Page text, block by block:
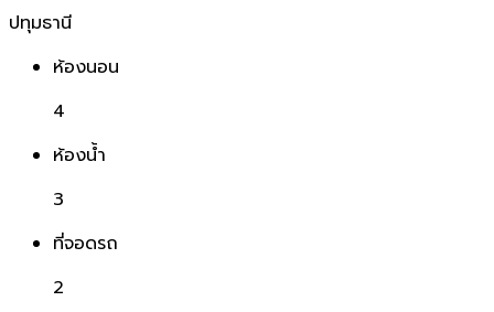
ปทุมธานี
ห้องนอน
4
ห้องน้ำ
3
ที่จอดรถ
2